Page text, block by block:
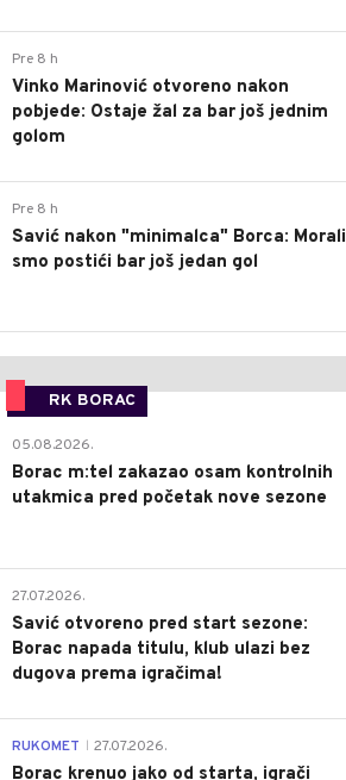
Pre 8 h
Vinko Marinović otvoreno nakon
pobjede: Ostaje žal za bar još jednim
golom
Pre 8 h
Savić nakon "minimalca" Borca: Morali
smo postići bar još jedan gol
RK BORAC
05.08.2026.
Borac m:tel zakazao osam kontrolnih
utakmica pred početak nove sezone
27.07.2026.
Savić otvoreno pred start sezone:
Borac napada titulu, klub ulazi bez
dugova prema igračima!
RUKOMET 27.07.2026.
Borac krenuo jako od starta, igrači